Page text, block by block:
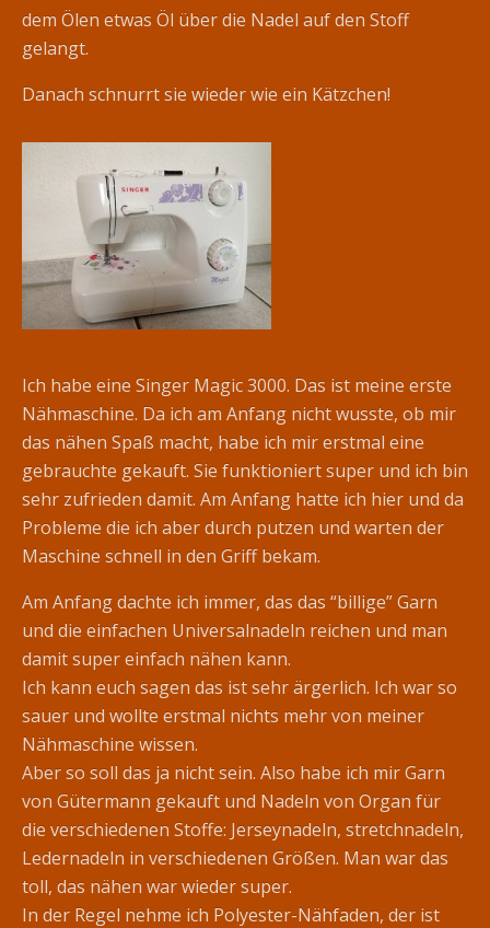
dem Ölen etwas Öl über die Nadel auf den Stoff
gelangt.
Danach schnurrt sie wieder wie ein Kätzchen!
Ich habe eine Singer Magic 3000. Das ist meine erste
Nähmaschine. Da ich am Anfang nicht wusste, ob mir
das nähen Spaß macht, habe ich mir erstmal eine
gebrauchte gekauft. Sie funktioniert super und ich bin
sehr zufrieden damit. Am Anfang hatte ich hier und da
Probleme die ich aber durch putzen und warten der
Maschine schnell in den Griff bekam.
Am Anfang dachte ich immer, das das “billige” Garn
und die einfachen Universalnadeln reichen und man
damit super einfach nähen kann.
Ich kann euch sagen das ist sehr ärgerlich. Ich war so
sauer und wollte erstmal nichts mehr von meiner
Nähmaschine wissen.
Aber so soll das ja nicht sein. Also habe ich mir Garn
von Gütermann gekauft und Nadeln von Organ für
die verschiedenen Stoffe: Jerseynadeln, stretchnadeln,
Ledernadeln in verschiedenen Größen. Man war das
toll, das nähen war wieder super.
In der Regel nehme ich Polyester-Nähfaden, der ist